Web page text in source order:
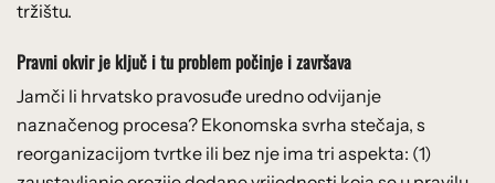
tržištu.
Pravni okvir je ključ i tu problem počinje i završava
Jamči li hrvatsko pravosuđe uredno odvijanje
naznačenog procesa? Ekonomska svrha stečaja, s
reorganizacijom tvrtke ili bez nje ima tri aspekta: (1)